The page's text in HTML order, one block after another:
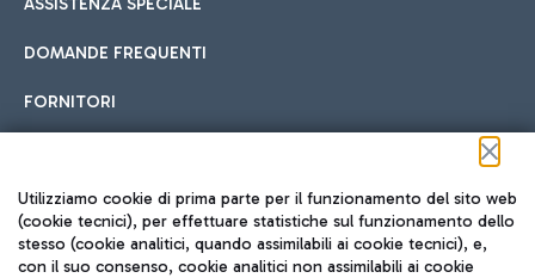
ASSISTENZA SPECIALE
DOMANDE FREQUENTI
FORNITORI
Seguici sui social
Utilizziamo cookie di prima parte per il funzionamento del sito web
(cookie tecnici), per effettuare statistiche sul funzionamento dello
stesso (cookie analitici, quando assimilabili ai cookie tecnici), e,
con il suo consenso, cookie analitici non assimilabili ai cookie